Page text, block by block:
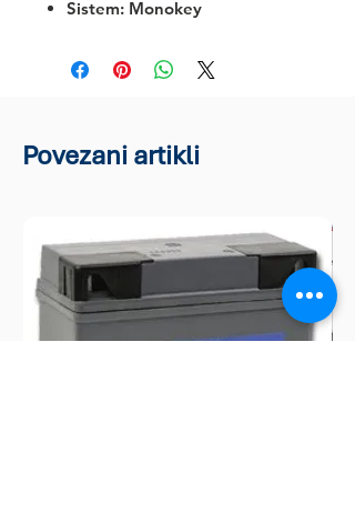
Sistem: Monokey
Povezani artikli